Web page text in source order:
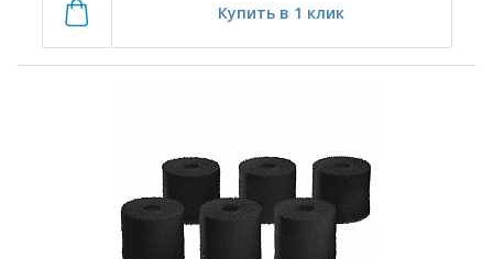
Купить в 1 клик